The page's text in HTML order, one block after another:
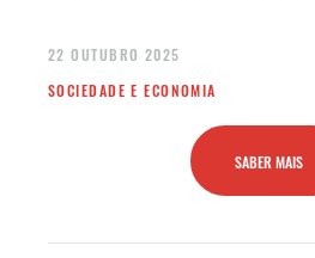
22 OUTUBRO 2025
SOCIEDADE E ECONOMIA
SABER MAIS